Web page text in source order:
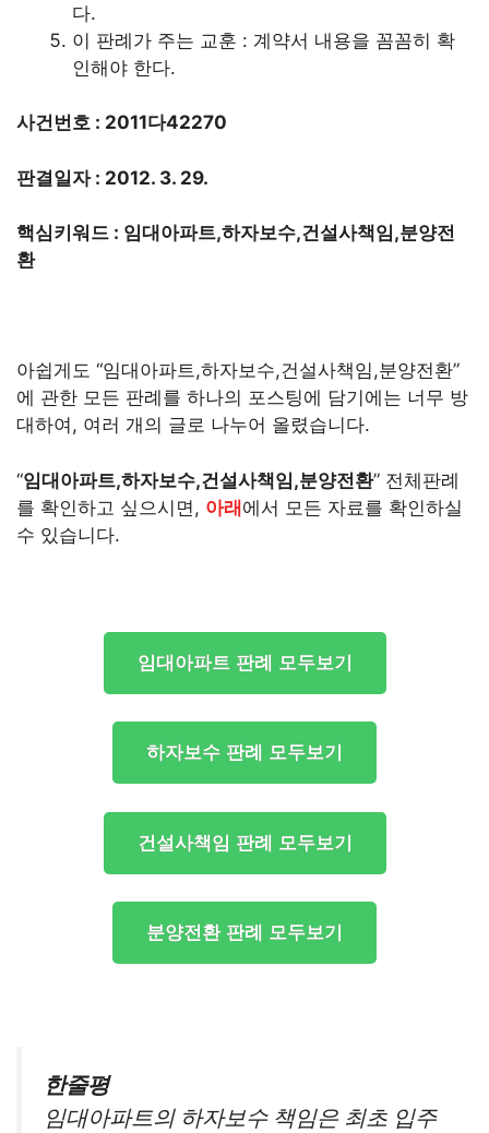
다.
이 판례가 주는 교훈 : 계약서 내용을 꼼꼼히 확
인해야 한다.
사건번호 : 2011다42270
판결일자 : 2012. 3. 29.
핵심키워드 : 임대아파트,하자보수,건설사책임,분양전
환
아쉽게도 “임대아파트,하자보수,건설사책임,분양전환”
에 관한 모든 판례를 하나의 포스팅에 담기에는 너무 방
대하여, 여러 개의 글로 나누어 올렸습니다.
“임대아파트,하자보수,건설사책임,분양전환” 전체판례
를 확인하고 싶으시면, 아래에서 모든 자료를 확인하실
수 있습니다.
임대아파트 판례 모두보기
하자보수 판례 모두보기
건설사책임 판례 모두보기
분양전환 판례 모두보기
한줄평
임대아파트의 하자보수 책임은 최초 입주